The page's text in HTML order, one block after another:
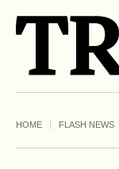
HOME FLASH NEWS